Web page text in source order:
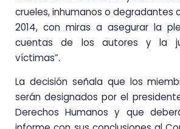
crueles, inhumanos o degradantes
2014, con miras a asegurar la
cuentas de los autores y la
víctimas”.
La decisión señala que los
serán designados por el
Derechos Humanos y que